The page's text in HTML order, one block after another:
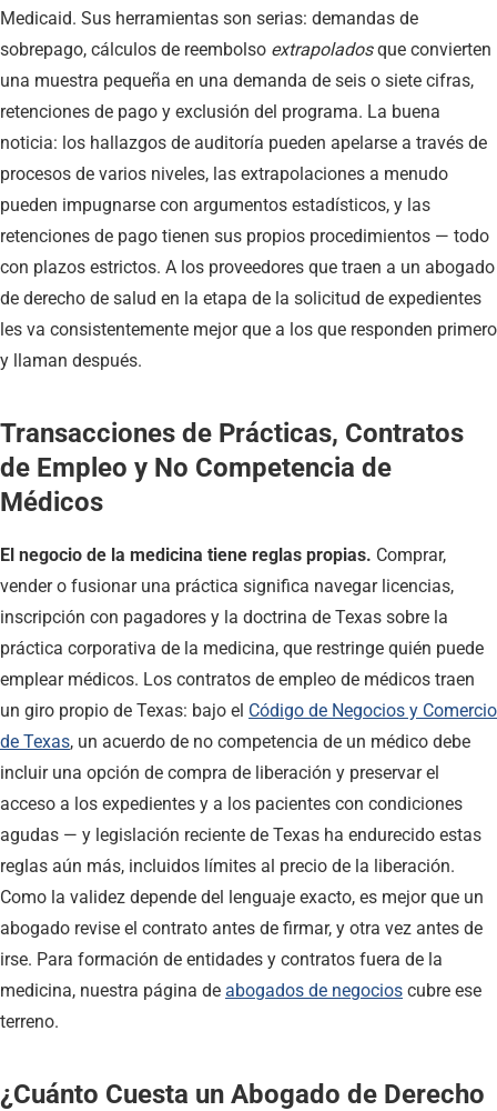
Medicaid. Sus herramientas son serias: demandas de
sobrepago, cálculos de reembolso extrapoladosque convierten
una muestra pequeña en una demanda de seis o siete cifras,
retenciones de pago y exclusión del programa. La buena
noticia: los hallazgos de auditoría pueden apelarse a través de
procesos de varios niveles, las extrapolaciones a menudo
pueden impugnarse con argumentos estadísticos, y las
retenciones de pago tienen sus propios procedimientos — todo
con plazos estrictos. A los proveedores que traen a un abogado
de derecho de salud en la etapa de la solicitud de expedientes
les va consistentemente mejor que a los que responden primero
y llaman después.
Transacciones de Prácticas, Contratos
de Empleo y No Competencia de
Médicos
El negocio de la medicina tiene reglas propias. Comprar,
vender o fusionar una práctica significa navegar licencias,
inscripción con pagadores y la doctrina de Texas sobre la
práctica corporativa de la medicina, que restringe quién puede
emplear médicos. Los contratos de empleo de médicos traen
un giro propio de Texas: bajo el Código de Negocios y Comercio
de Texas, un acuerdo de no competencia de un médico debe
incluir una opción de compra de liberación y preservar el
acceso a los expedientes y a los pacientes con condiciones
agudas — y legislación reciente de Texas ha endurecido estas
reglas aún más, incluidos límites al precio de la liberación.
Como la validez depende del lenguaje exacto, es mejor que un
abogado revise el contrato antes de firmar, y otra vez antes de
irse. Para formación de entidades y contratos fuera de la
medicina, nuestra página de abogados de negocios cubre ese
terreno.
¿Cuánto Cuesta un Abogado de Derecho